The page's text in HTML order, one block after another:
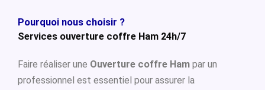
Pourquoi nous choisir ?
Services ouverture coffre Ham 24h/7
Faire réaliser une Ouverture coffre Ham par un
professionnel est essentiel pour assurer la